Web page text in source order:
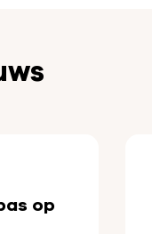
op